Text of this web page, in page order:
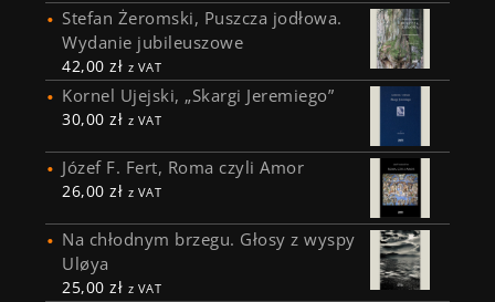
Stefan Żeromski, Puszcza jodłowa.
Wydanie jubileuszowe
42,00zł z VAT
Kornel Ujejski, „Skargi Jeremiego”
30,00zł z VAT
Józef F. Fert, Roma czyli Amor
26,00zł z VAT
Na chłodnym brzegu. Głosy z wyspy
Uløya
25,00zł z VAT